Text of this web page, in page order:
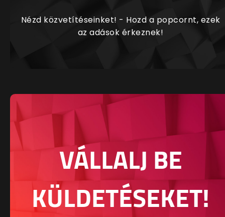
Nézd közvetítéseinket! - Hozd a popcornt, ezek
az adások érkeznek!
VÁLLALJ BE
KÜLDETÉSEKET!